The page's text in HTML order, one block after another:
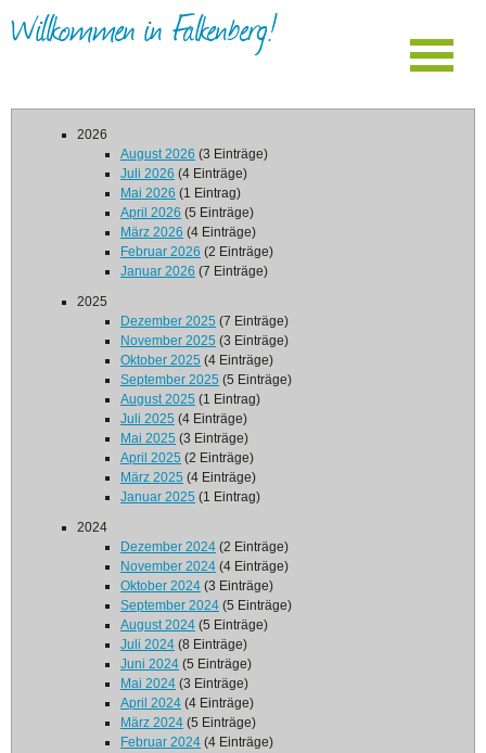
Willkommen in Falkenberg!
2026
August 2026 (3 Einträge)
Juli 2026 (4 Einträge)
Mai 2026 (1 Eintrag)
April 2026 (5 Einträge)
März 2026 (4 Einträge)
Februar 2026 (2 Einträge)
Januar 2026 (7 Einträge)
2025
Dezember 2025 (7 Einträge)
November 2025 (3 Einträge)
Oktober 2025 (4 Einträge)
September 2025 (5 Einträge)
August 2025 (1 Eintrag)
Juli 2025 (4 Einträge)
Mai 2025 (3 Einträge)
April 2025 (2 Einträge)
März 2025 (4 Einträge)
Januar 2025 (1 Eintrag)
2024
Dezember 2024 (2 Einträge)
November 2024 (4 Einträge)
Oktober 2024 (3 Einträge)
September 2024 (5 Einträge)
August 2024 (5 Einträge)
Juli 2024 (8 Einträge)
Juni 2024 (5 Einträge)
Mai 2024 (3 Einträge)
April 2024 (4 Einträge)
März 2024 (5 Einträge)
Februar 2024 (4 Einträge)